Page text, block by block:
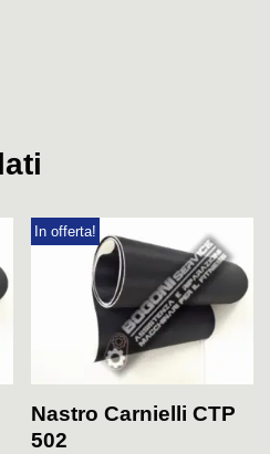
In offerta!
Nastro Carnielli CTP
502